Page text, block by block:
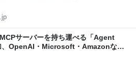
サーバーを持ち運べる「Agent
OpenAI・Microsoft・Amazonなど